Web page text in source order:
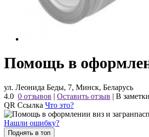
Помощь в
ул. Леонида Беды, 7, Минск, Беларусь
4.0 0 отзывов | Оставить отзыв | В заметки
QR Ссылка Что это?
Нашли ошибку?
Поднять в топ